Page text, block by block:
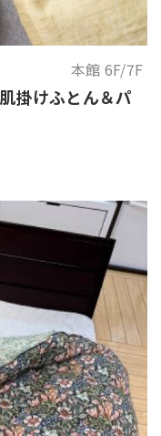
本館 6F/7F
掛けふとん＆パ